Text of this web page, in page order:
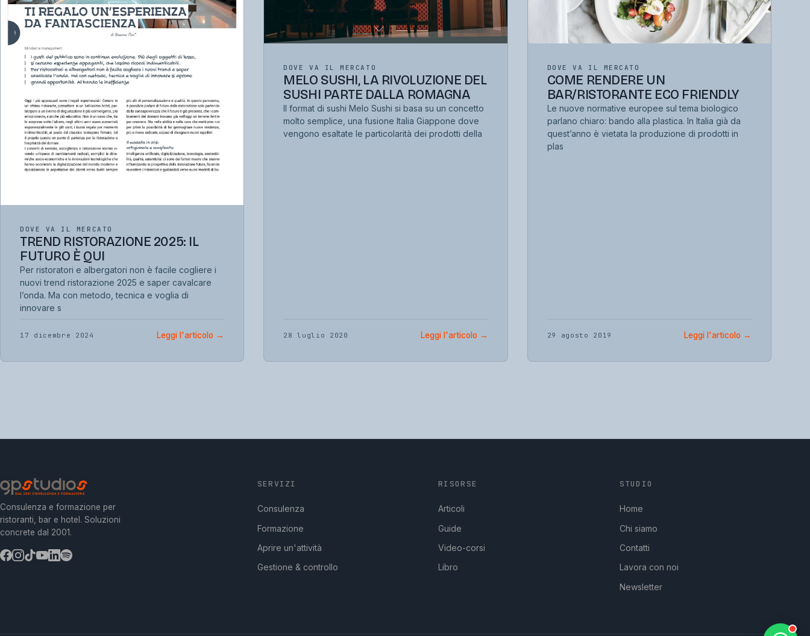
DOVE VA IL MERCATO
TREND RISTORAZIONE 2025: IL
FUTURO È QUI
Per ristoratori e albergatori non è facile cogliere i
nuovi trend ristorazione 2025 e saper cavalcare
l’onda. Ma con metodo, tecnica e voglia di
innovare s
17 dicembre 2024 Leggi l'articolo →
DOVE VA IL MERCATO
MELO SUSHI, LA RIVOLUZIONE DEL
SUSHI PARTE DALLA ROMAGNA
Il format di sushi Melo Sushi si basa su un concetto
molto semplice, una fusione Italia Giappone dove
vengono esaltate le particolarità dei prodotti della
28 luglio 2020 Leggi l'articolo →
DOVE VA IL MERCATO
COME RENDERE UN
BAR/RISTORANTE ECO FRIENDLY
Le nuove normative europee sul tema biologico
parlano chiaro: bando alla plastica. In Italia già da
quest’anno è vietata la produzione di prodotti in
plas
29 agosto 2019 Leggi l'articolo →
Consulenza e formazione per
ristoranti, bar e hotel. Soluzioni
concrete dal 2001.
SERVIZI
Consulenza
Formazione
Aprire un'attività
Gestione & controllo
RISORSE
Articoli
Guide
Video-corsi
Libro
STUDIO
Home
Chi siamo
Contatti
Lavora con noi
Newsletter